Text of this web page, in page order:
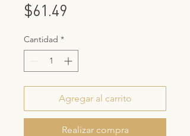
$61.49
Cantidad *
Agregar al carrito
Realizar compra